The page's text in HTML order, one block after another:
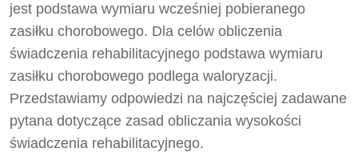
jest podstawa wymiaru wcześniej pobieranego
zasiłku chorobowego. Dla celów obliczenia
świadczenia rehabilitacyjnego podstawa wymiaru
zasiłku chorobowego podlega waloryzacji.
Przedstawiamy odpowiedzi na najczęściej zadawane
pytana dotyczące zasad obliczania wysokości
świadczenia rehabilitacyjnego.